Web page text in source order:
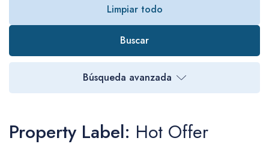
Búsqueda avanzada
Buscar
Limpiar todo
Property Label: Hot Offer